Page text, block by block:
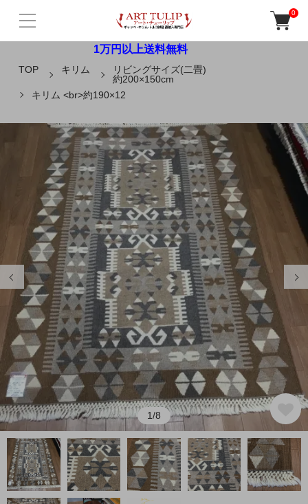
1万円以上送料無料
0
TOP キリム
リビングサイズ(二畳)
約200×150cm
キリム <br>約190×12
1/8